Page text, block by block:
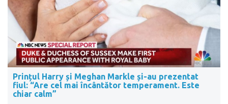
Prințul Harry și Meghan Markle și-au prezentat
fiul: “Are cel mai încântător temperament. Este
chiar calm”